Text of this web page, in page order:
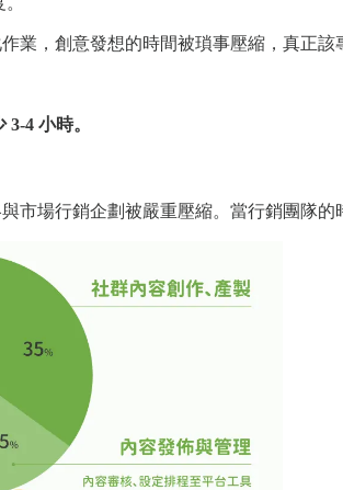
業，創意發想的時間被瑣事壓縮，真正該
4 小時。
市場行銷企劃被嚴重壓縮。當行銷團隊